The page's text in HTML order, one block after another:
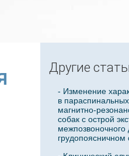
Другие
- Изменение
в
магнитно-
собак с острой
межпозвоночного
грудопоясничном